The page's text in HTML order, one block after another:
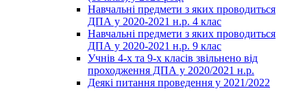
Навчальні предмети з яких проводиться
ДПА у 2020-2021 н.р. 4 клас
Навчальні предмети з яких проводиться
ДПА у 2020-2021 н.р. 9 клас
Учнів 4-х та 9-х класів звільнено від
проходження ДПА у 2020/2021 н.р.
Деякі питання проведення у 2021/2022